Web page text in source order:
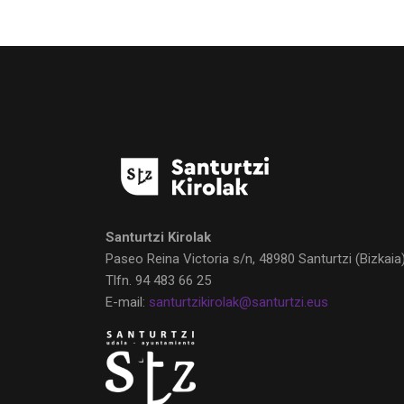
Santurtzi Kirolak
Paseo Reina Victoria s/n, 48980 Santurtzi
Tlfn. 94 483 66 25
E-mail: santurtzikirolak@santurtzi.eus